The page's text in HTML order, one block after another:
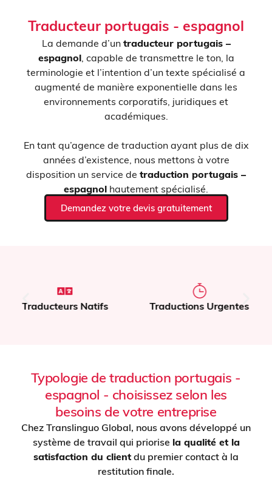
Traducteur portugais - espagnol
La demande d’un traducteur portugais –
espagnol, capable de transmettre le ton, la
terminologie et l’intention d’un texte spécialisé a
augmenté de manière exponentielle dans les
environnements corporatifs, juridiques et
académiques.
En tant qu’agence de traduction ayant plus de dix
années d’existence, nous mettons à votre
disposition un service de traduction portugais –
espagnol hautement spécialisé.
Demandez votre devis gratuitement
Traductions Urgentes
Traduction de
documents
Typologie de traduction portugais -
espagnol - choisissez selon les
besoins de votre entreprise
Chez Translinguo Global, nous avons développé un
système de travail qui priorise la qualité et la
satisfaction du client du premier contact à la
restitution finale.